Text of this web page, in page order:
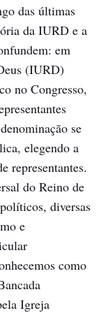
das últimas
da IURD e a
em
(IURD)
no Congresso,
se
elegendo a
representantes.
do Reino de
diversas
e
como
Igreja